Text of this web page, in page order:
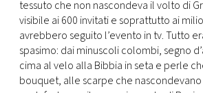
tessuto che non nascondeva il volto di
visibile ai 600 invitati e soprattutto ai
avrebbero seguito l’evento in tv. Tutto
spasimo: dai minuscoli colombi, segno
cima al velo alla Bibbia in seta e perle
bouquet, alle scarpe che